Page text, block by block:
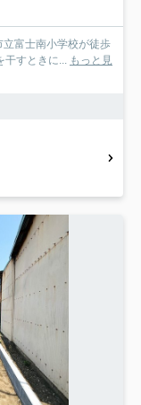
富士南小学校が徒歩
干すときに... もっと見